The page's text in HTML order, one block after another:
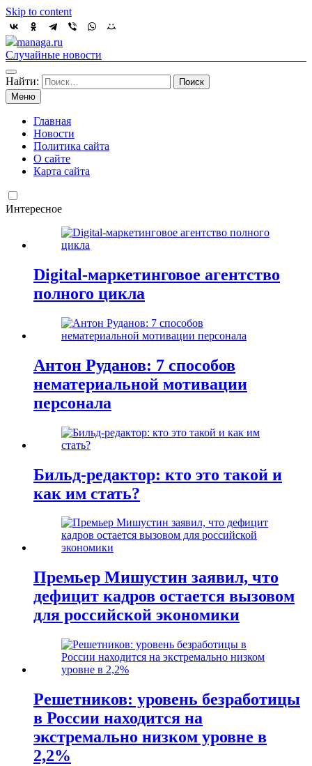
Skip to content
managa.ru
Случайные новости
Найти:
Меню
Главная
Новости
Политика сайта
О сайте
Карта сайта
Интересное
Digital-маркетинговое агентство
полного цикла
Антон Руданов: 7 способов
нематериальной мотивации
персонала
Бильд-редактор: кто это такой и
как им стать?
Премьер Мишустин заявил, что
дефицит кадров остается вызовом
для российской экономики
Решетников: уровень безработицы
в России находится на
экстремально низком уровне в
2,2%